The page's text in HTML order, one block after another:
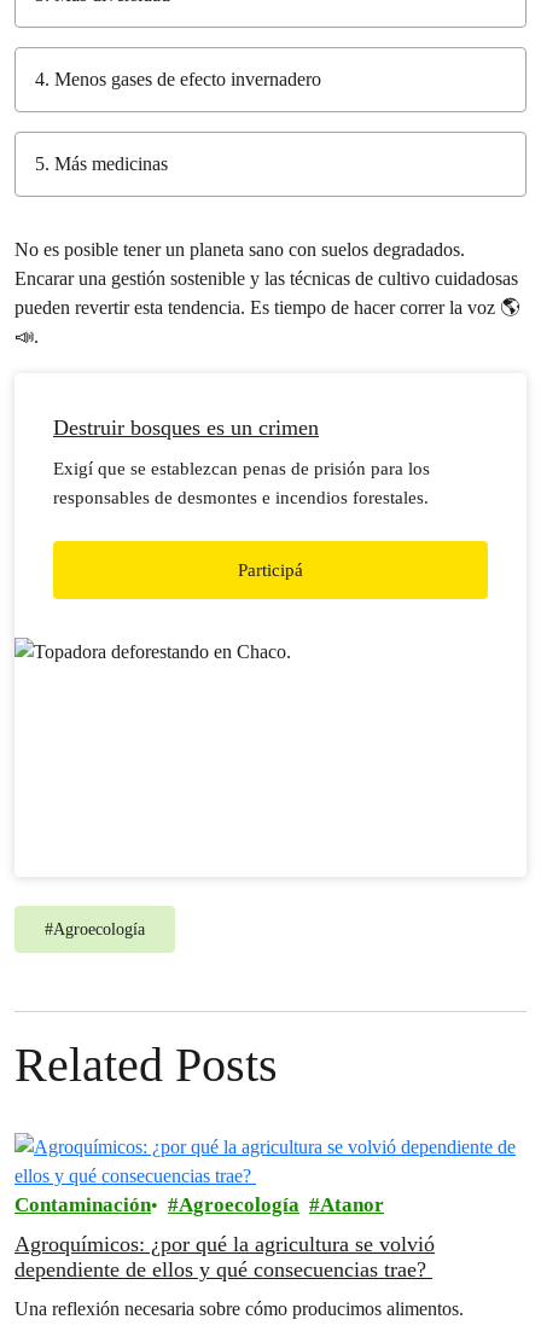
4. Menos gases de efecto invernadero
5. Más medicinas
No es posible tener un planeta sano con suelos degradados.
Encarar una gestión sostenible y las técnicas de cultivo cuidadosas
pueden revertir esta tendencia. Es tiempo de hacer correr la voz 🌎
📣.
Destruir bosques es un crimen
Exigí que se establezcan penas de prisión para los
responsables de desmontes e incendios forestales.
Participá
#Agroecología
Related Posts
Contaminación Agroecología Atanor
Agroquímicos: ¿por qué la agricultura se volvió
dependiente de ellos y qué consecuencias trae?
Una reflexión necesaria sobre cómo producimos alimentos.